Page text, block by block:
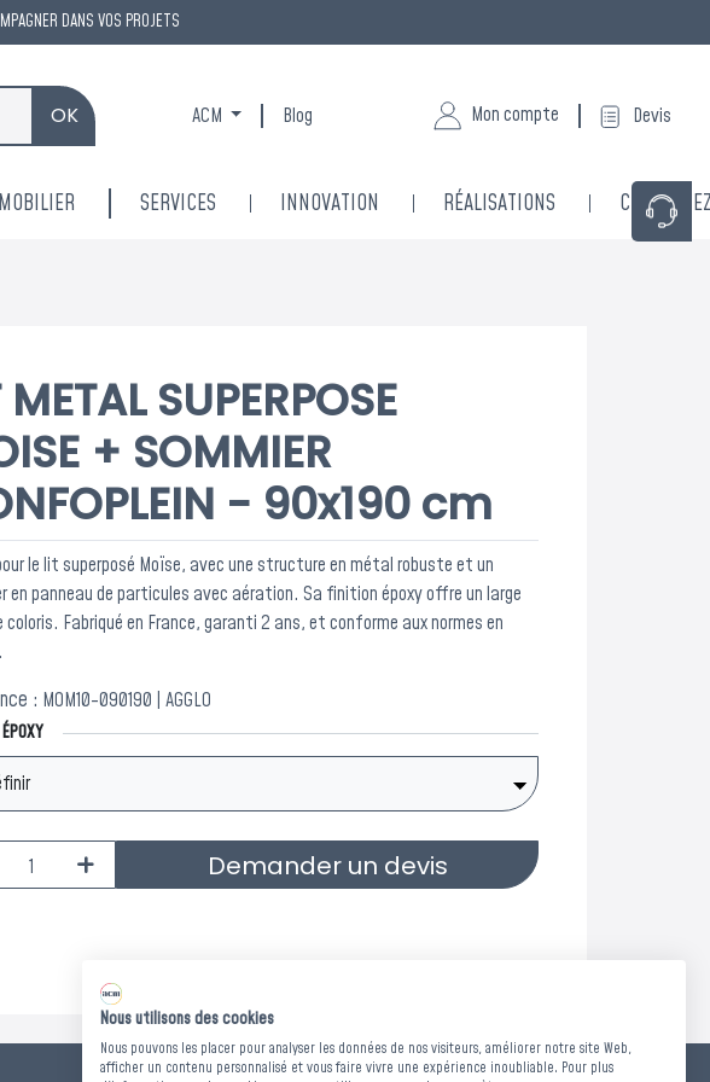
DANS VOS PROJETS
OK ACM Blog Mon compte Devis
MOBILIER SERVICES INNOVATION RÉALISATIONS
METAL SUPERPOSE
+ SOMMIER
- 90x190 cm
le lit superposé Moïse, avec une structure en métal robuste et un
en panneau de particules avec aération. Sa finition époxy offre un large
coloris. Fabriqué en France, garanti 2 ans, et conforme aux normes en
: MOM10-090190 | AGGLO
Demander un devis
Nous utilisons des cookies
Nous pouvons les placer pour analyser les données de nos visiteurs, améliorer notre site Web,
afficher un contenu personnalisé et vous faire vivre une expérience inoubliable. Pour plus